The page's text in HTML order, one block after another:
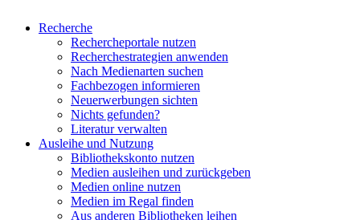
Recherche
Rechercheportale nutzen
Recherchestrategien anwenden
Nach Medienarten suchen
Fachbezogen informieren
Neuerwerbungen sichten
Nichts gefunden?
Literatur verwalten
Ausleihe und Nutzung
Bibliothekskonto nutzen
Medien ausleihen und zurückgeben
Medien online nutzen
Medien im Regal finden
Aus anderen Bibliotheken leihen